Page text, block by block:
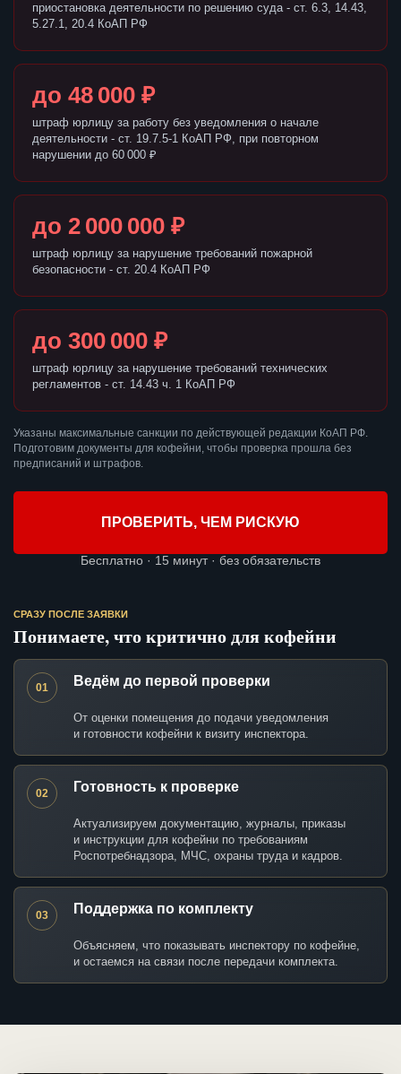
приостановка деятельности по решению суда - ст. 6.3, 14.43,
5.27.1, 20.4 КоАП РФ
до 48 000 ₽
штраф юрлицу за работу без уведомления о начале
деятельности - ст. 19.7.5-1 КоАП РФ, при повторном
нарушении до 60 000 ₽
до 2 000 000 ₽
штраф юрлицу за нарушение требований пожарной
безопасности - ст. 20.4 КоАП РФ
до 300 000 ₽
штраф юрлицу за нарушение требований технических
регламентов - ст. 14.43 ч. 1 КоАП РФ
Указаны максимальные санкции по действующей редакции КоАП РФ.
Подготовим документы для кофейни, чтобы проверка прошла без
предписаний и штрафов.
ПРОВЕРИТЬ, ЧЕМ РИСКУЮ
Бесплатно · 15 минут · без обязательств
СРАЗУ ПОСЛЕ ЗАЯВКИ
Понимаете, что критично для кофейни
01 Ведём до первой проверки
От оценки помещения до подачи уведомления
и готовности кофейни к визиту инспектора.
02 Готовность к проверке
Актуализируем документацию, журналы, приказы
и инструкции для кофейни по требованиям
Роспотребнадзора, МЧС, охраны труда и кадров.
03 Поддержка по комплекту
Объясняем, что показывать инспектору по кофейне,
и остаемся на связи после передачи комплекта.